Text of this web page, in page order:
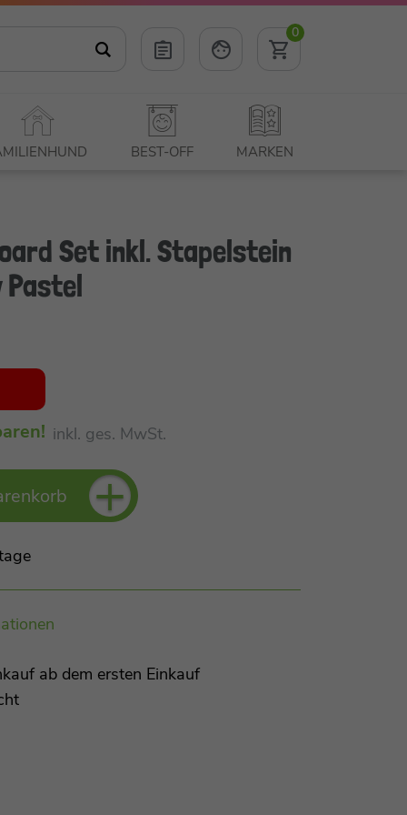
0
BEST-OFF MARKEN
Set inkl. Stapelstein
Pastel
inkl. ges. MwSt.
+
ab dem ersten Einkauf